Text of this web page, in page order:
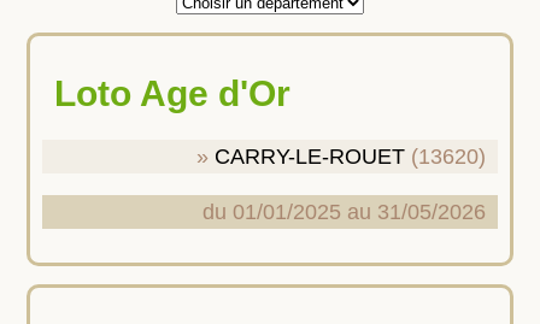
Loto Age d'Or
CARRY-LE-ROUET (13620)
du 01/01/2025 au 31/05/2026